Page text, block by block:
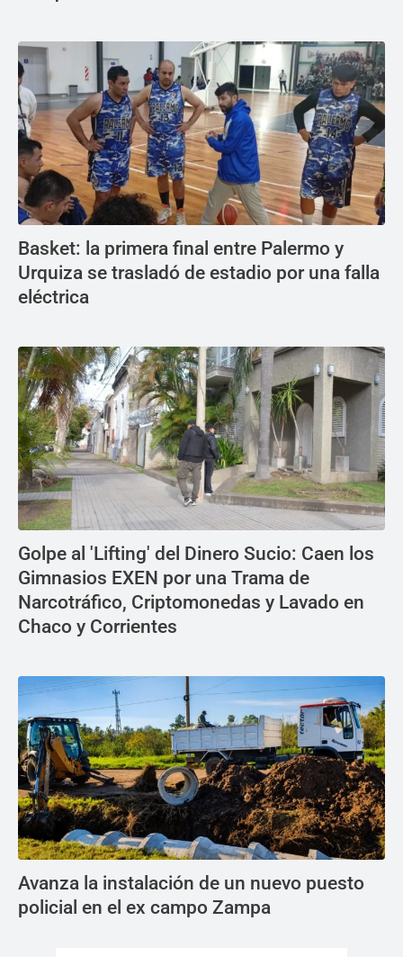
Basket: la primera final entre Palermo y
Urquiza se trasladó de estadio por una falla
eléctrica
Golpe al 'Lifting' del Dinero Sucio: Caen los
Gimnasios EXEN por una Trama de
Narcotráfico, Criptomonedas y Lavado en
Chaco y Corrientes
Avanza la instalación de un nuevo puesto
policial en el ex campo Zampa